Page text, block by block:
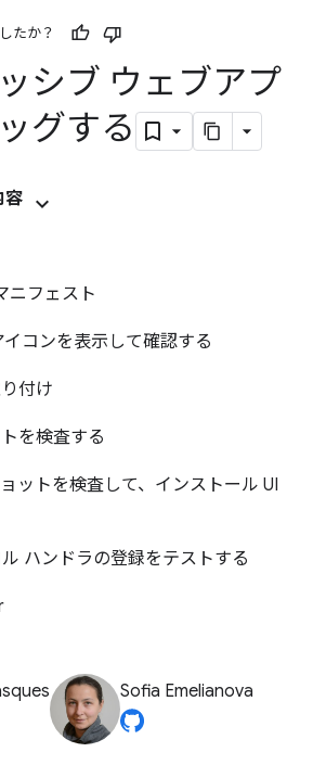
たか？
シブ ウェブアプ
グする
容
ニフェスト
コンを表示して確認する
付け
を検査する
ットを検査して、インストール UI
ハンドラの登録をテストする
Sofia Emelianova